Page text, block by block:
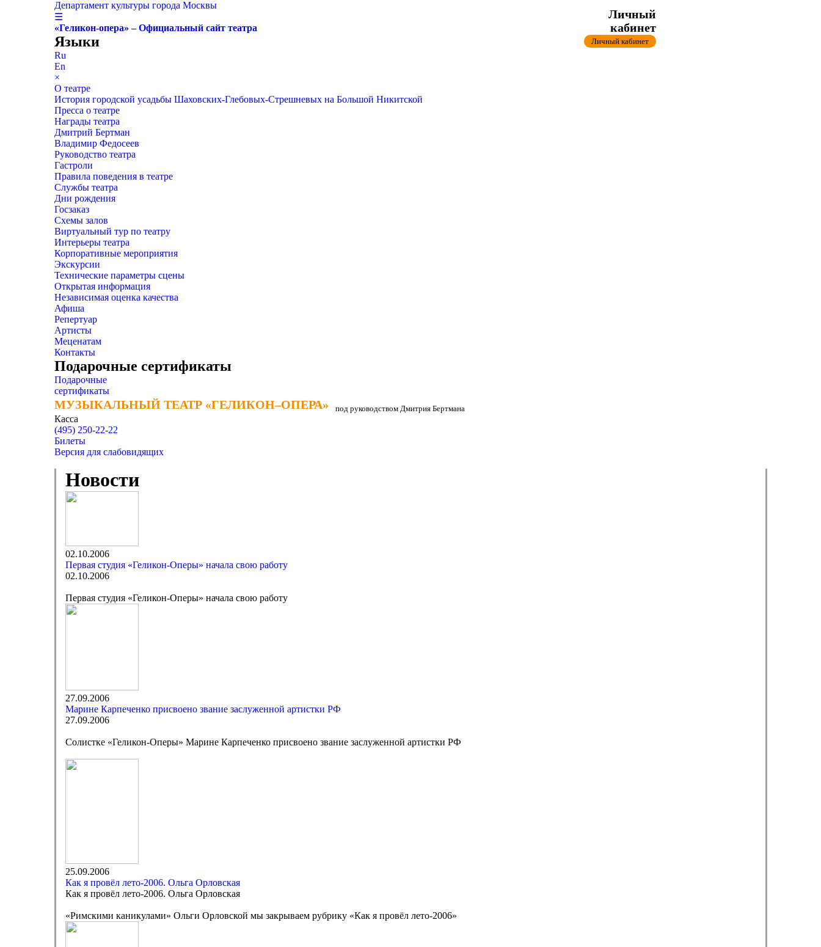
Департамент культуры города Москвы
☰
«Геликон-опера» – Официальный сайт театра
Языки
Ru
En
×
О театре
История городской усадьбы Шаховских-Глебовых-Стрешневых на Большой Никитской
Пресса о театре
Награды театра
Дмитрий Бертман
Владимир Федосеев
Руководство театра
Гастроли
Правила поведения в театре
Службы театра
Дни рождения
Госзаказ
Схемы залов
Виртуальный тур по театру
Интерьеры театра
Корпоративные мероприятия
Экскурсии
Технические параметры сцены
Открытая информация
Независимая оценка качества
Афиша
Репертуар
Артисты
Меценатам
Контакты
Подарочные сертификаты
Подарочные
сертификаты
МУЗЫКАЛЬНЫЙ ТЕАТР «ГЕЛИКОН–ОПЕРА»
МУЗЫКАЛЬНЫЙ ТЕАТР «ГЕЛИКОН–ОПЕРА» под руководством Дмитрия Бертмана
Касса
(495) 250-22-22
Личный
кабинет
Личный кабинет
Билеты
Версия для слабовидящих
Новости
02.10.2006
Первая студия «Геликон-Оперы» начала свою работу
02.10.2006
Первая студия «Геликон-Оперы» начала свою работу
27.09.2006
Марине Карпеченко присвоено звание заслуженной артистки РФ
27.09.2006
Солистке «Геликон-Оперы» Марине Карпеченко присвоено звание заслуженной артистки РФ
25.09.2006
Как я провёл лето-2006. Ольга Орловская
Как я провёл лето-2006. Ольга Орловская
«Римскими каникулами» Ольги Орловской мы закрываем рубрику «Как я провёл лето-2006»